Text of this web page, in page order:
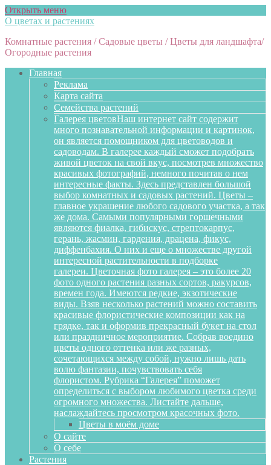
Открыть меню
О цветах и растениях
Комнатные растения / Садовые цветы / Цветы для ландшафта/
Огородные растения
Главная
Реклама
Карта сайта
Семейства растений
Галерея цветовНаш интернет сайт содержит
много познавательной информации и картинок,
он является помощником для цветоводов и
садоводам. В галерее каждый сможет подобрать
живой цветок на свой вкус, посмотрев множество
красивых фотографий, немного почитав о нем
интересные факты. Здесь представлен большой
выбор комнатных и садовых растений. Цветы –
главное украшение любого садового участка, а так
же дома. Самыми популярными горшечными
являются фиалка, гибискус, стрептокарпус,
герань, жасмин, гардения, драцена, фикус,
диффенбахия. О них и еще о множестве другой
интересной растительности в подборке
галереи. Цветочная фото галерея – это более 20
фото одного растения разных сортов, ракурсов,
времен года. Имеются редкие, экзотические
виды. Взяв несколько растений можно составить
красивые флористические композиции как на
грядке, так и оформив прекрасный букет на стол
или праздничное мероприятие. Собрав воедино
цветы одного оттенка или же разных,
сочетающихся между собой, нужно лишь дать
волю фантазии, почувствовать себя
флористом. Рубрика “Галерея” поможет
определиться с выбором любимого цветка среди
огромного множества. Листайте дальше,
наслаждайтесь просмотром красочных фото.
Цветы в моём доме
О сайте
О себе
Растения